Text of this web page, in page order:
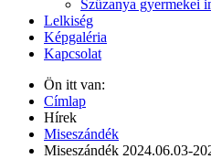
Szűzanya gyermekei
Lelkiség
Képgaléria
Kapcsolat
Ön itt van:
Címlap
Hírek
Miseszándék
Miseszándék 2024.06.03-